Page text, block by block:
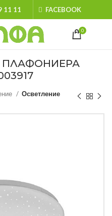
11 11 FACEBOOK
0
ПЛАФОНИЕРА
Осветление